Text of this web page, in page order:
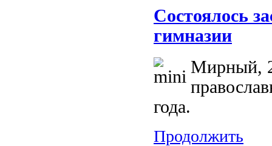
Состоялось
гимназии
Мирный,
года.
Продолжить